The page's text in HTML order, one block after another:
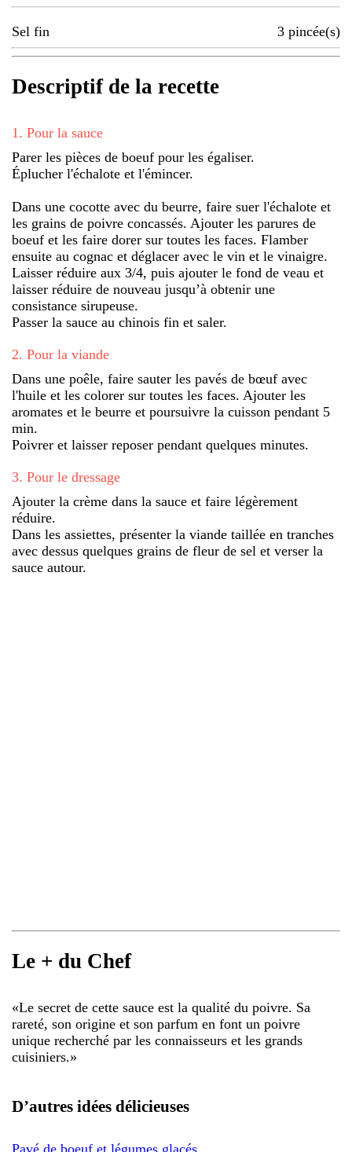
Sel fin 3 pincée(s)
Descriptif de la recette
1 . Pour la sauce
Parer les pièces de boeuf pour les égaliser.
Éplucher l'échalote et l'émincer.
Dans une cocotte avec du beurre, faire suer l'échalote et
les grains de poivre concassés. Ajouter les parures de
boeuf et les faire dorer sur toutes les faces. Flamber
ensuite au cognac et déglacer avec le vin et le vinaigre.
Laisser réduire aux 3/4, puis ajouter le fond de veau et
laisser réduire de nouveau jusqu’à obtenir une
consistance sirupeuse.
Passer la sauce au chinois fin et saler.
2. Pour la viande
Dans une poêle, faire sauter les pavés de bœuf avec
l'huile et les colorer sur toutes les faces. Ajouter les
aromates et le beurre et poursuivre la cuisson pendant 5
min.
Poivrer et laisser reposer pendant quelques minutes.
3. Pour le dressage
Ajouter la crème dans la sauce et faire légèrement
réduire.
Dans les assiettes, présenter la viande taillée en tranches
avec dessus quelques grains de fleur de sel et verser la
sauce autour.
Le + du Chef
«Le secret de cette sauce est la qualité du poivre. Sa
rareté, son origine et son parfum en font un poivre
unique recherché par les connaisseurs et les grands
cuisiniers.»
D’autres idées délicieuses
Pavé de boeuf et légumes glacés